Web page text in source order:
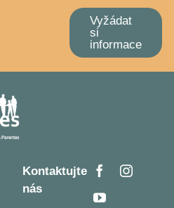
Vyžádat
si
informace
Kontaktujte
nás